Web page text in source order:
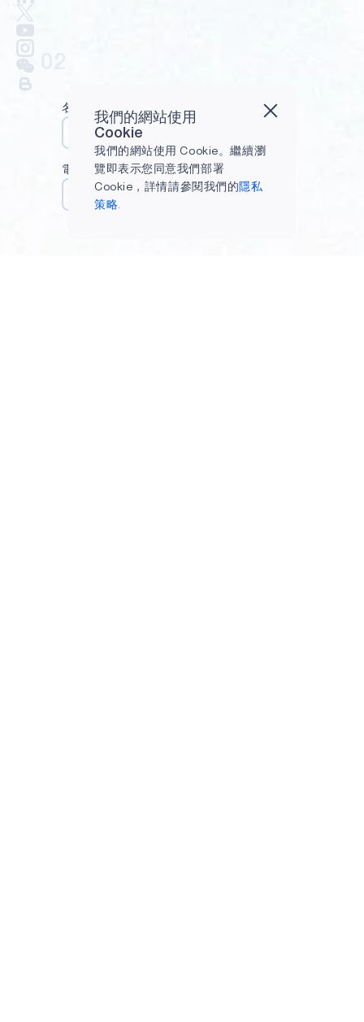
名字 姓氏
電子郵件
我們的網站使用
Cookie
我們的網站使用 Cookie。繼續瀏
覽即表示您同意我們部署
Cookie，詳情請參閱我們的隱私
策略.